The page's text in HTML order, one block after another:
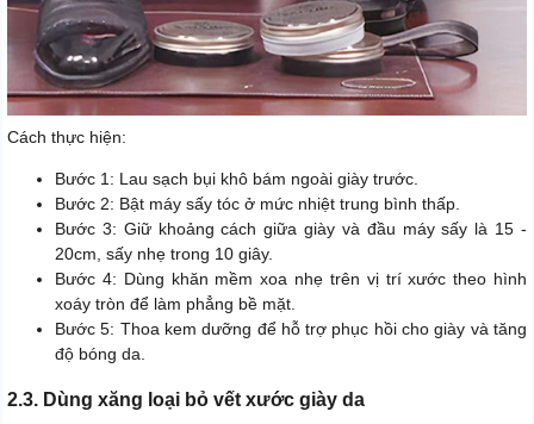
Cách thực hiện:
Bước 1: Lau sạch bụi khô bám ngoài giày trước.
Bước 2: Bật máy sấy tóc ở mức nhiệt trung bình thấp.
Bước 3: Giữ khoảng cách giữa giày và đầu máy sấy là 15 -
20cm, sấy nhẹ trong 10 giây.
Bước 4: Dùng khăn mềm xoa nhẹ trên vị trí xước theo hình
xoáy tròn để làm phẳng bề mặt.
Bước 5: Thoa kem dưỡng để hỗ trợ phục hồi cho giày và tăng
độ bóng da.
2.3. Dùng xăng loại bỏ vết xước giày da